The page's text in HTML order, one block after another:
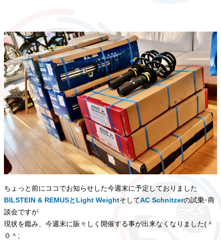
ちょっと前にココでお知らせした今週末に予定しておりました
BILSTEIN & REMUSとLight WeightそしてAC Schnitzerの試乗･商
談会ですが
現状を鑑み、今週末に賑々しく開催する事が出来なくなりました(＾
０＾;